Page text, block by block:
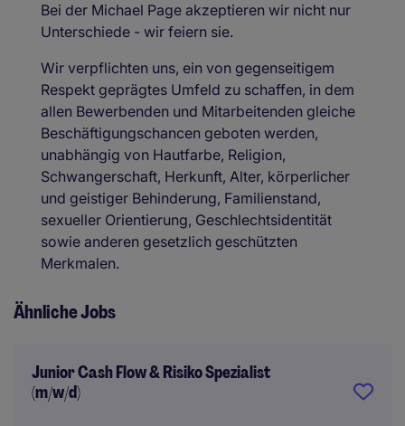
Bei der Michael Page akzeptieren wir nicht nur
Unterschiede - wir feiern sie.
Wir verpflichten uns, ein von gegenseitigem
Respekt geprägtes Umfeld zu schaffen, in dem
allen Bewerbenden und Mitarbeitenden gleiche
Beschäftigungschancen geboten werden,
unabhängig von Hautfarbe, Religion,
Schwangerschaft, Herkunft, Alter, körperlicher
und geistiger Behinderung, Familienstand,
sexueller Orientierung, Geschlechtsidentität
sowie anderen gesetzlich geschützten
Merkmalen.
Ähnliche Jobs
Junior Cash Flow & Risiko Spezialist
(m/w/d)